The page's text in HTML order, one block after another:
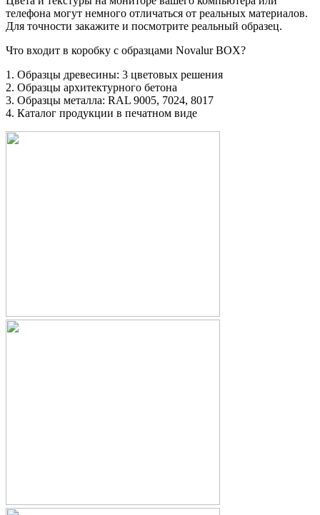
телефона могут немного отличаться от реальных материалов.
Для точности закажите и посмотрите реальный образец.
Что входит в коробку с образцами Novalur BOX?
1. Образцы древесины: 3 цветовых решения
2. Образцы архитектурного бетона
3. Образцы металла: RAL 9005, 7024, 8017
4. Каталог продукции в печатном виде